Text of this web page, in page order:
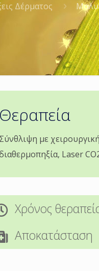
Δέρματος
Θεραπεία
Σύνθλιψη με
Laser
Xρόνος
Αποκατάσταση